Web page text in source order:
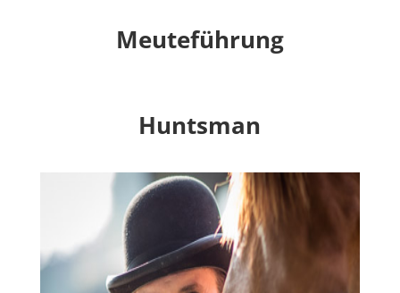
Meuteführung
Huntsman